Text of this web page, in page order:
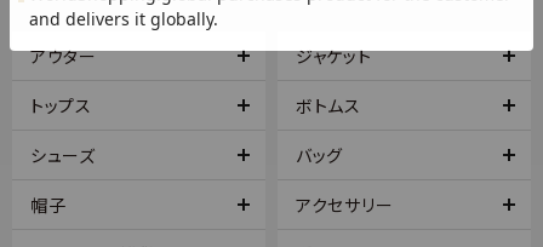
アウター ジャケット
トップス ボトムス
シューズ バッグ
帽子 アクセサリー